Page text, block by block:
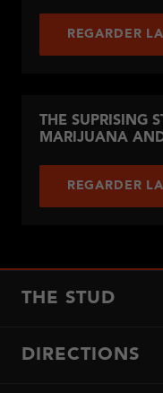
REGARDER
THE SUPRISING
MARIJUANA
REGARDER
THE STUD
DIRECTIONS